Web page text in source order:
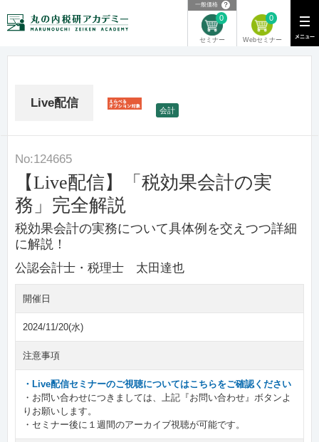
一般価格 ？
セミナー
0
Webセミナー
0
Live配信
会計
No:124665
【Live配信】「税効果会計の実
務」完全解説
税効果会計の実務について具体例を交えつつ詳細
に解説！
公認会計士・税理士 太田達也
開催日
2024/11/20(水)
注意事項
・Live配信セミナーのご視聴についてはこちらをご確認ください
・お問い合わせにつきましては、上記『お問い合わせ』ボタンよ
りお願いします。
・セミナー後に１週間のアーカイブ視聴が可能です。